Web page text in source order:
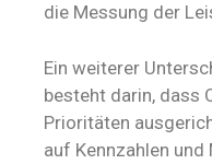
die Messung der
Ein weiterer
besteht darin, dass
Prioritäten
auf Kennzahlen und